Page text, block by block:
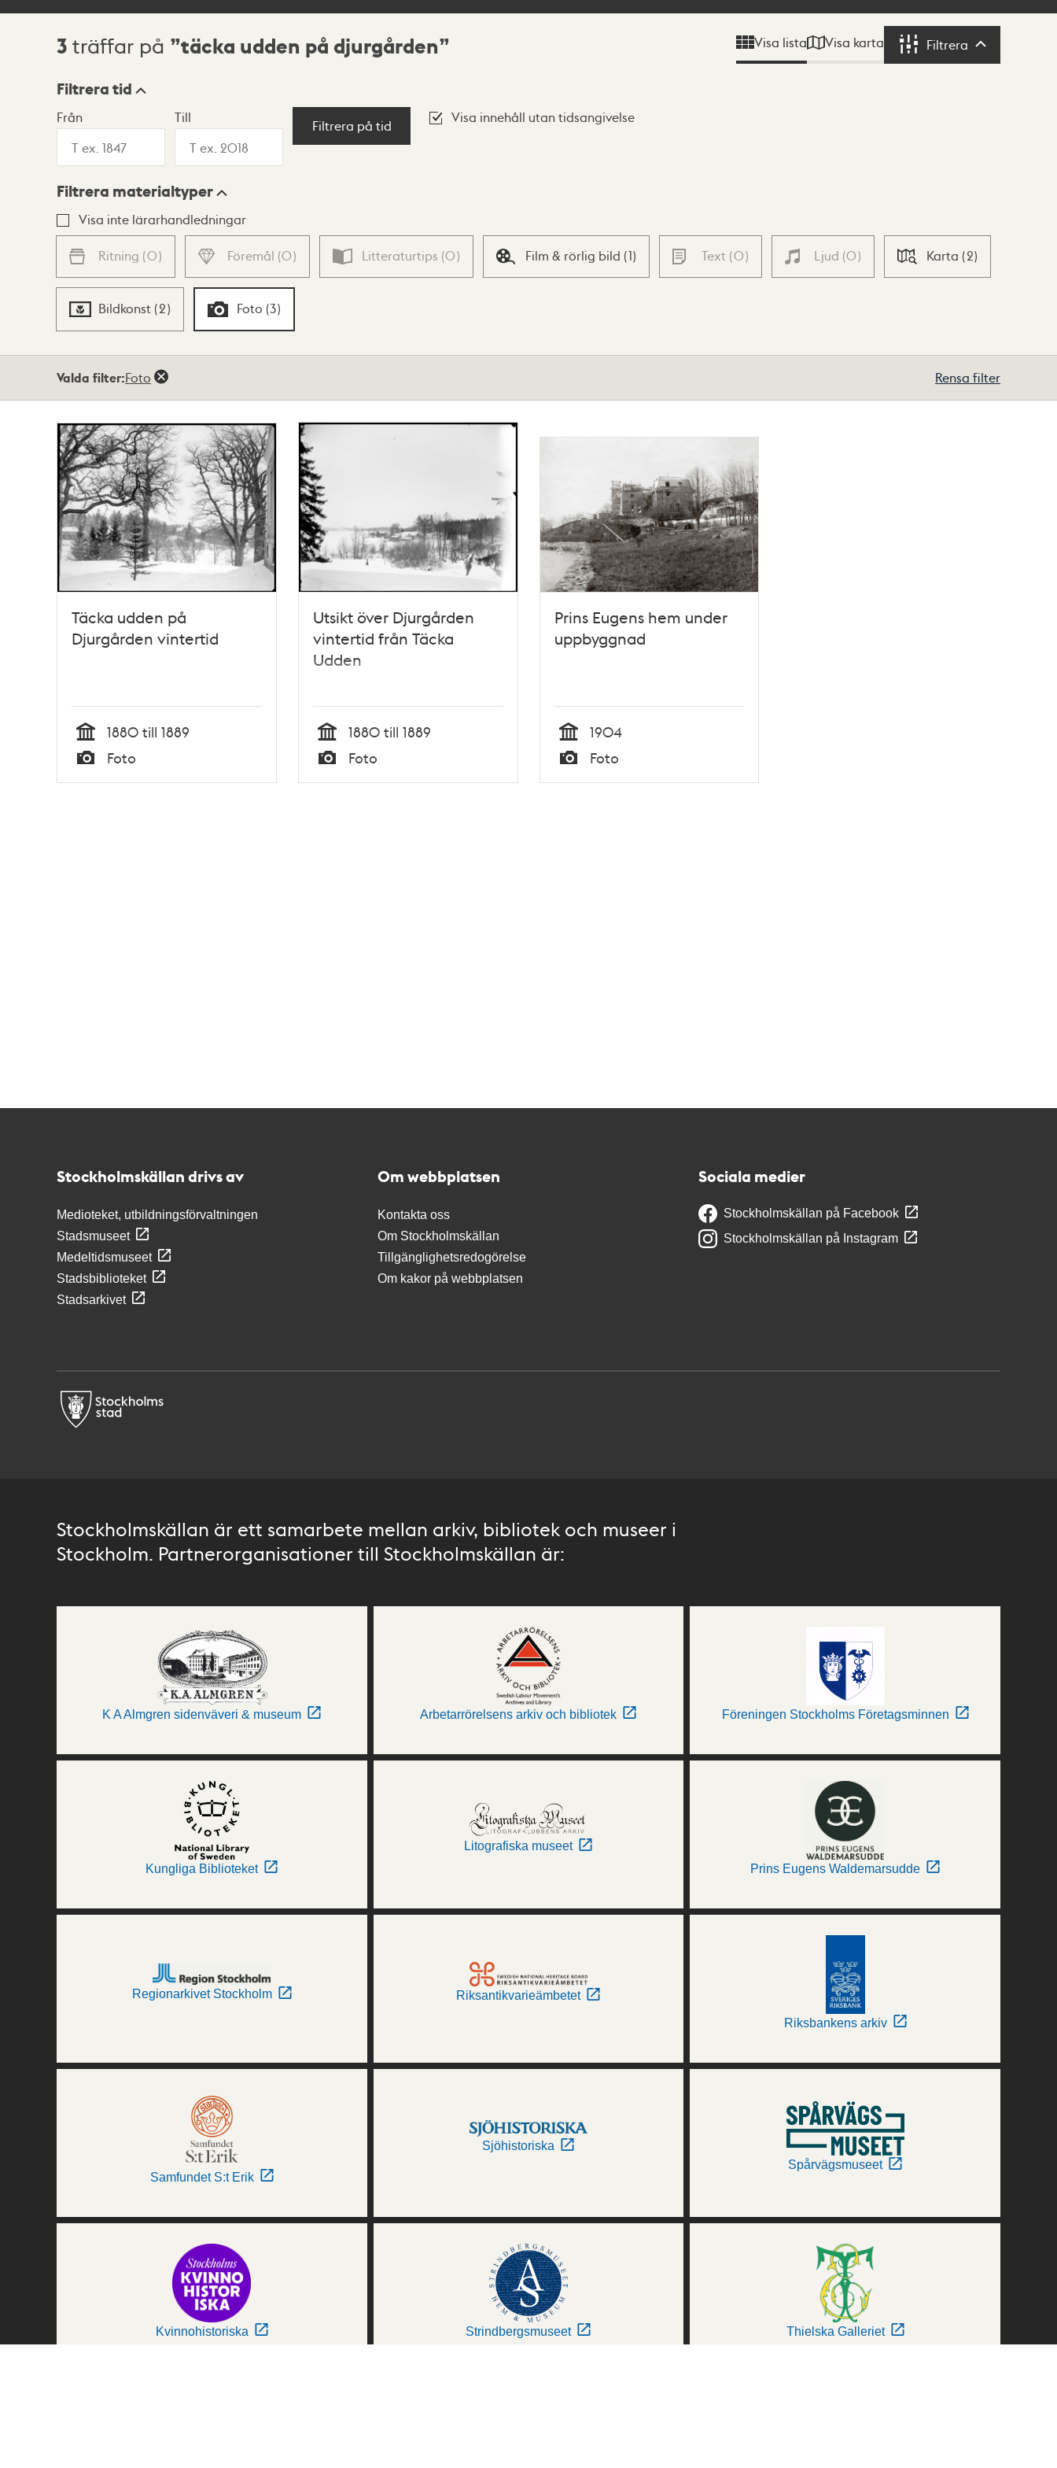
Sökresultat
3 träffar på täcka udden på djurgården Visa lista Visa karta Filtrera Filtrera
Visningsläge
Lista Karta
Filtrera tid
Från Till
Filtrera på tid
Visa innehåll utan tidsangivelse
Filtrera materialtyper
Visa inte lärarhandledningar
Ritning (0) Föremål (0) Litteraturtips (0) Film & rörlig bild (1) Text (0) Ljud (0) Karta (2)
Bildkonst (2) Foto (3)
Valda filter:Foto Rensa filter
Täcka udden på
Djurgården vintertid
Tid
1880 till 1889
Foto
Utsikt över Djurgården
vintertid från Täcka
Udden
Tid
1880 till 1889
Foto
Prins Eugens hem under
uppbyggnad
Tid
1904
Foto
Stockholmskällan drivs av
Medioteket, utbildningsförvaltningen
Stadsmuseet
Medeltidsmuseet
Stadsbiblioteket
Stadsarkivet
Om webbplatsen
Kontakta oss
Om Stockholmskällan
Tillgänglighetsredogörelse
Om kakor på webbplatsen
Sociala medier
Stockholmskällan på Facebook
Stockholmskällan på Instagram
Stockholmskällan är ett samarbete mellan arkiv, bibliotek och museer i
Stockholm. Partnerorganisationer till Stockholmskällan är:
K A Almgren sidenväveri & museum Arbetarrörelsens arkiv och bibliotek Föreningen Stockholms Företagsminnen
Kungliga Biblioteket
Litografiska museet
Prins Eugens Waldemarsudde
Regionarkivet Stockholm Riksantikvarieämbetet
Riksbankens arkiv
Samfundet S:t Erik
Sjöhistoriska
Spårvägsmuseet
Kvinnohistoriska Strindbergsmuseet Thielska Galleriet